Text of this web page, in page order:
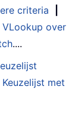
criteria
VLookup over
....
Keuzelijst met